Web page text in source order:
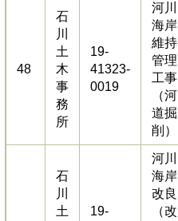
48
石
川
土
木
事
務
所
19-
41323-
0019
河川
海岸
維持
管理
工事
（河
道掘
削）
石
川
土
19-
河川
海岸
改良
（改